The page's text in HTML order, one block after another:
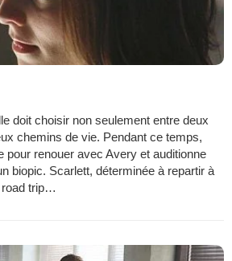
doit choisir non seulement entre deux
chemins de vie. Pendant ce temps,
pour renouer avec Avery et auditionne
biopic. Scarlett, déterminée à repartir à
road trip…